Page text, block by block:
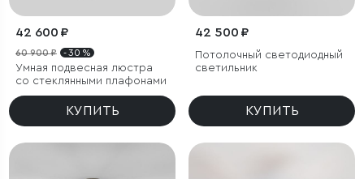
42 600 ₽
60 900 ₽ - 30 %
Умная подвесная люстра
со стеклянными плафонами
КУПИТЬ
42 500 ₽
Потолочный светодиодный
светильник
КУПИТЬ